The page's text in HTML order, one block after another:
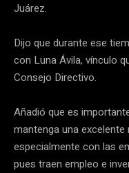
Juárez.
Dijo que durante ese
con Luna Ávila, vínculo
Consejo Directivo.
Añadió que es
mantenga una
especialmente con las
pues traen empleo e